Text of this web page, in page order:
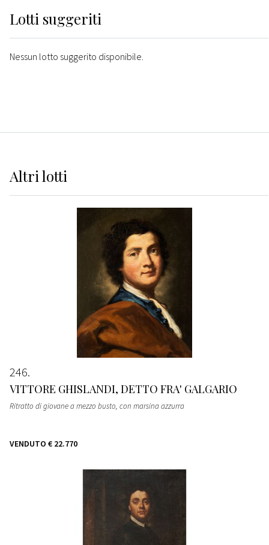
Lotti suggeriti
Nessun lotto suggerito disponibile.
Altrilotti
246
VITTORE GHISLANDI, DETTO FRA' GALGARIO
Ritratto di giovane a mezzo busto, con marsina azzurra
VENDUTO € 22.770